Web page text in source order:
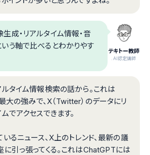
テキトー教師
.AI認定講師
成・リアルタイム情報・音
いう軸で比べるとわかりやす
ルタイム情報検索の話から。これは
大の強みで、X（Twitter）のデータにリ
でアクセスできます。
るニュース、X上のトレンド、最新の議
に引っ張ってくる。これはChatGPTには